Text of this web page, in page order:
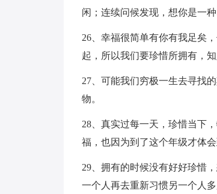
闲；连续问候发现，想你是一
26、幸福很简单有你有我足矣
起，所以我们要珍惜所拥有，知
27、可能我们穷极一生去寻找
物。
28、真实过每一天，珍惜当下
福，也因为到了这个年级才体
29、拥有的时候没有好好珍惜
一个人再去重新习惯另一个人多